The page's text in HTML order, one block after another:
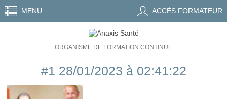
MENU ACCÈS FORMATEUR
ORGANISME DE FORMATION CONTINUE
#1 28/01/2023 à 02:41:22